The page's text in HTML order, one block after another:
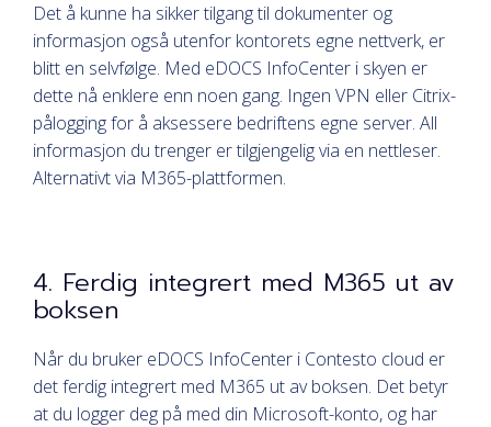
Det å kunne ha sikker tilgang til dokumenter og
informasjon også utenfor kontorets egne nettverk, er
blitt en selvfølge. Med eDOCS InfoCenter i skyen er
dette nå enklere enn noen gang. Ingen VPN eller Citrix-
pålogging for å aksessere bedriftens egne server. All
informasjon du trenger er tilgjengelig via en nettleser.
Alternativt via M365-plattformen.
4. Ferdig integrert med M365 ut av
boksen
Når du bruker eDOCS InfoCenter i Contesto cloud er
det ferdig integrert med M365 ut av boksen. Det betyr
at du logger deg på med din Microsoft-konto, og har